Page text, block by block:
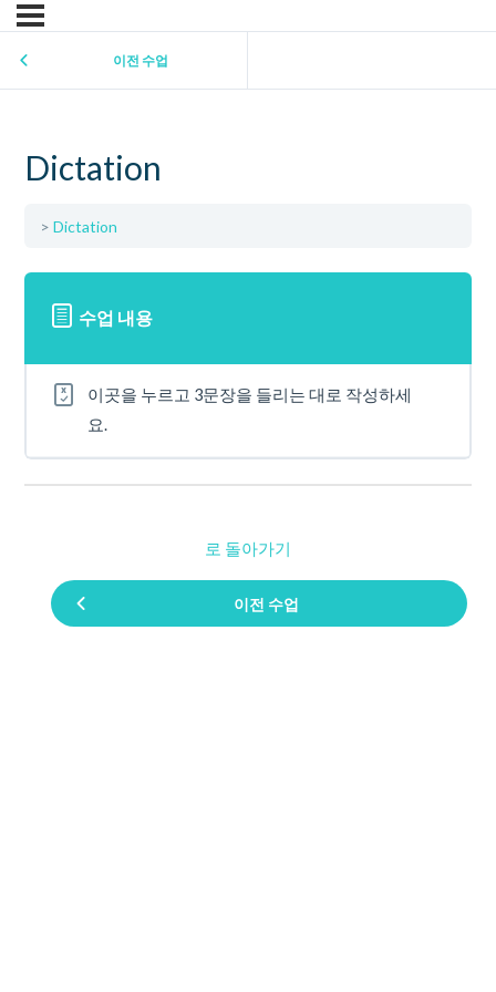
이전 수업
Dictation
Dictation
수업 내용
이곳을 누르고 3문장을 들리는 대로 작성하세
요.
이전 수업
로 돌아가기